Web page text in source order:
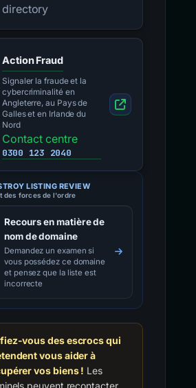
directory
Action Fraud
Signaler la fraude et la
cybercriminalité en
Angleterre, au Pays de
Galles et en Irlande du
Nord
Contact centre
0300 123 2040
LISTING REVIEW
des forces de l'ordre
Recours en matière de
nom de domaine
Demandez un examen si
vous possédez ce domaine
et pensez que la liste est
incorrecte
vous des escrocs qui
vous aider à
vos biens ! Les